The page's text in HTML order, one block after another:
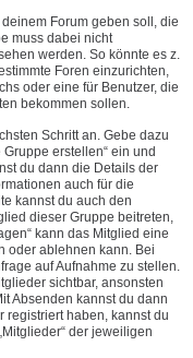
Forum geben soll, die
muss dabei nicht
werden. So könnte es z.
Foren einzurichten,
oder eine für Benutzer, die
bekommen sollen.
Schritt an. Gebe dazu
erstellen“ ein und
du dann die Details der
auch für die
kannst du auch den
dieser Gruppe beitreten,
kann das Mitglied eine
oder ablehnen kann. Bei
auf Aufnahme zu stellen.
sichtbar, ansonsten
Absenden kannst du dann
haben, kannst du
der jeweiligen